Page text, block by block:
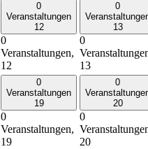
0
Veranstaltungen
12
0
Veranstaltungen,
12
0
13
0
13
0
Veranstaltungen
19
0
Veranstaltungen,
19
0
20
0
20